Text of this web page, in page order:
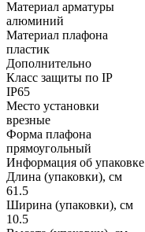
Материал арматуры
алюминий
Материал плафона
пластик
Дополнительно
Класс защиты по IP
IP65
Место установки
врезные
Форма плафона
прямоугольный
Информация об упаковке
Длина (упаковки), см
61.5
Ширина (упаковки), см
10.5